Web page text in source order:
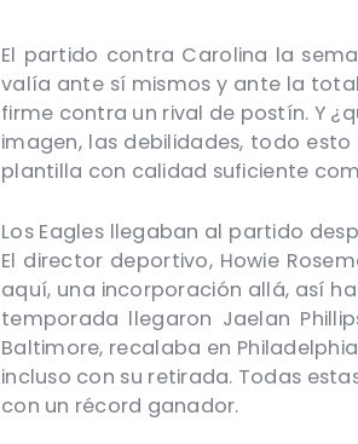
El partido contra Carolina la
valía ante sí mismos y ante la
firme contra un rival de postín. Y
imagen, las debilidades, todo
plantilla con calidad suficiente
Los Eagles llegaban al partido
El director deportivo, Howie
aquí, una incorporación allá, así
temporada llegaron Jaelan
Baltimore, recalaba en
incluso con su retirada. Todas
con un récord ganador.